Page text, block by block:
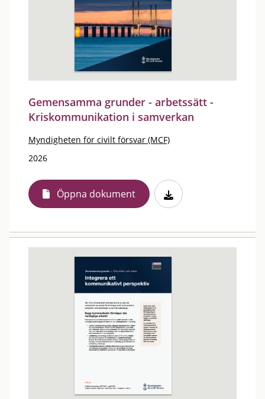
Gemensamma grunder - arbetssätt -
Kriskommunikation i samverkan
Myndigheten för civilt försvar (MCF)
2026
Öppna dokument